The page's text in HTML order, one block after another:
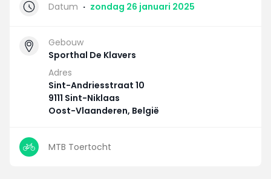
Datum · zondag 26 januari 2025
Gebouw
Sporthal De Klavers
Adres
Sint-Andriesstraat 10
9111 Sint-Niklaas
Oost-Vlaanderen, België
MTB Toertocht